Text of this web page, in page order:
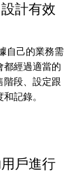
計有效
自己的業務需
都經過適當的
階段、設定跟
記錄。
戶進行